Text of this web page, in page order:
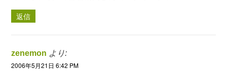
返信
zenemon より:
2006年5月21日 6:42 PM